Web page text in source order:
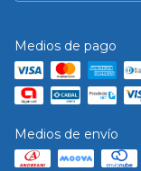
Medios de pago
Medios de envío